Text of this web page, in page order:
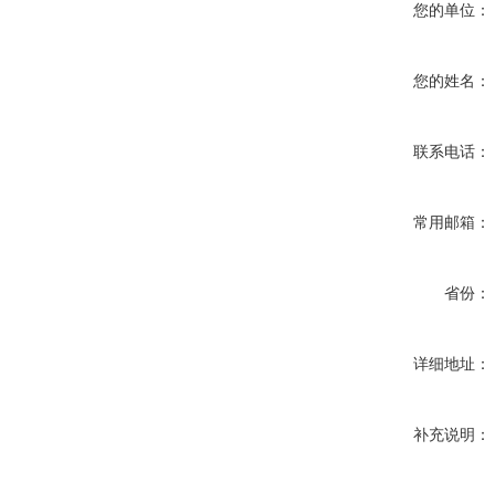
您的单位：
您的姓名：
联系电话：
常用邮箱：
省份：
详细地址：
补充说明：